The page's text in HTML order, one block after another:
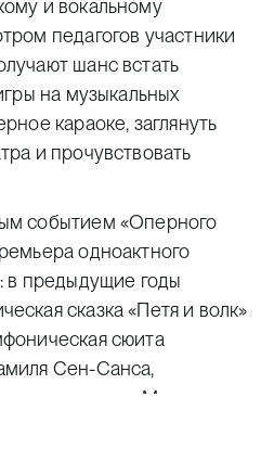
и вокальному
педагогов участники
шанс встать
на музыкальных
караоке, заглянуть
и прочувствовать
событием «Оперного
одноактного
в предыдущие годы
сказка «Петя и волк»
сюита
Сен-Санса,
композиция «Метель»